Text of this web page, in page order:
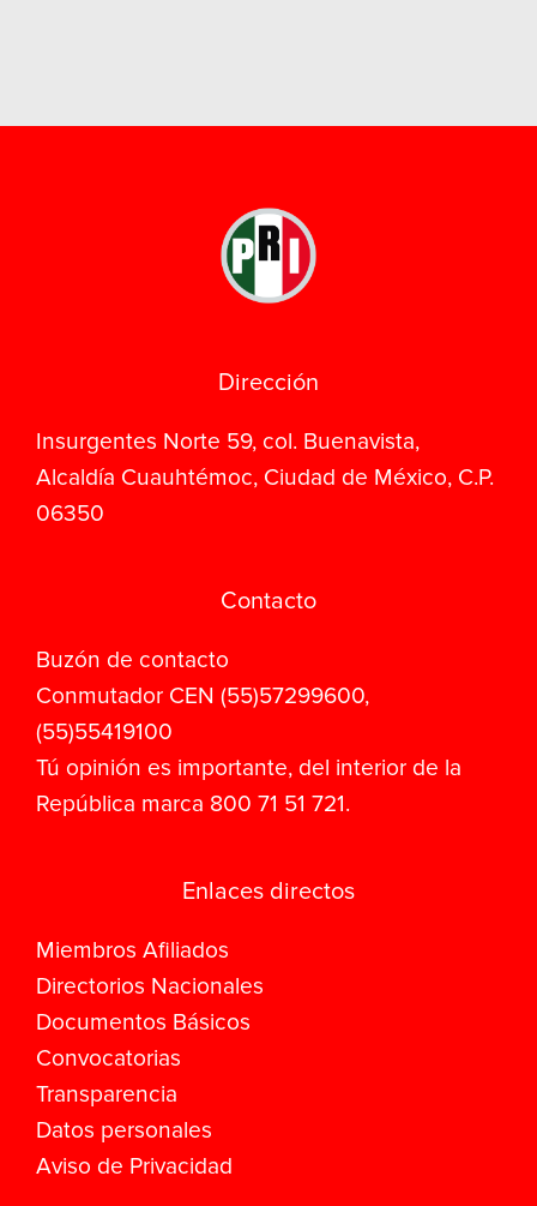
Dirección
Insurgentes Norte 59, col. Buenavista,
Alcaldía Cuauhtémoc, Ciudad de México, C.P.
06350
Contacto
Buzón de contacto
Conmutador CEN (55)57299600,
(55)55419100
Tú opinión es importante, del interior de la
República marca 800 71 51 721.
Enlaces directos
Miembros Afiliados
Directorios Nacionales
Documentos Básicos
Convocatorias
Transparencia
Datos personales
Aviso de Privacidad